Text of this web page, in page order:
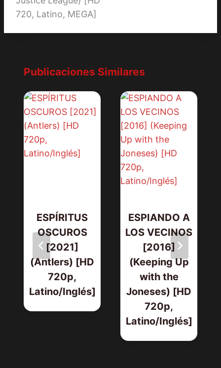
720, Latino, MEGA]
Publicaciones Similares
ESPÍRITUS
OSCUROS
[2021]
(Antlers) [HD
720p,
Latino/Inglés]
ESPIANDO A
LOS VECINOS
[2016]
(Keeping Up
with the
Joneses) [HD
720p,
Latino/Inglés]